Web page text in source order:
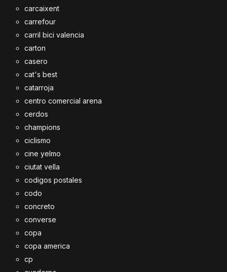
carcaixent
carrefour
carril bici valencia
carton
casero
cat's best
catarroja
centro comercial arena
cerdos
champions
ciclismo
cine yelmo
ciutat vella
codigos postales
codo
concreto
converse
copa
copa america
cp